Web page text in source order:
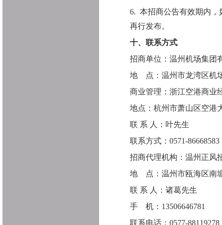
6. 本招商公告有效期内
再行发布。
十、联系方式
招商单位：温州机场集团
地
点：温州市龙湾区机
商业管理 ：浙江空港商业
地点：杭州市萧山区空港
联 系 人：叶先生
联系方式： 0571-86668583
招商代理机构：温州正风
地
点：温州市瓯海区南
联 系 人：诸葛先生
手
机： 13506646781
联系电话： 0577-88119278